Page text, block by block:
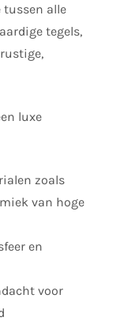
tussen alle
tegels,
luxe
zoals
van hoge
en
voor